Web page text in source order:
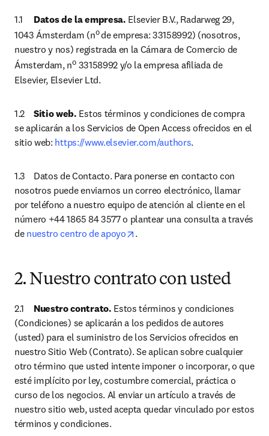
Datos de la empresa. Elsevier B.V., Radarweg 29,
1043 Ámsterdam (no de empresa: 33158992) (nosotros,
nuestro y nos) registrada en la Cámara de Comercio de
Ámsterdam, no 33158992 y/o la empresa afiliada de
Elsevier, Elsevier Ltd.
Sitio web. Estos términos y condiciones de compra
se aplicarán a los Servicios de Open Access ofrecidos en el
sitio web: https://www.elsevier.com/authors.
1.3	Datos de Contacto. Para ponerse en contacto con
nosotros puede enviarnos un correo electrónico, llamar
por teléfono a nuestro equipo de atención al cliente en el
número +44 1865 84 3577 o plantear una consulta a través
de nuestro centro de apoyo .
2. Nuestro contrato con usted
Nuestro contrato. Estos términos y condiciones
(Condiciones) se aplicarán a los pedidos de autores
(usted) para el suministro de los Servicios ofrecidos en
nuestro Sitio Web (Contrato). Se aplican sobre cualquier
otro término que usted intente imponer o incorporar, o que
esté implícito por ley, costumbre comercial, práctica o
curso de los negocios. Al enviar un artículo a través de
nuestro sitio web, usted acepta quedar vinculado por estos
términos y condiciones.